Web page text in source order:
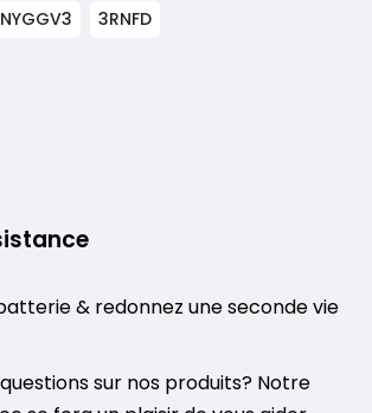
3RNFD
& redonnez une seconde vie
sur nos produits? Notre